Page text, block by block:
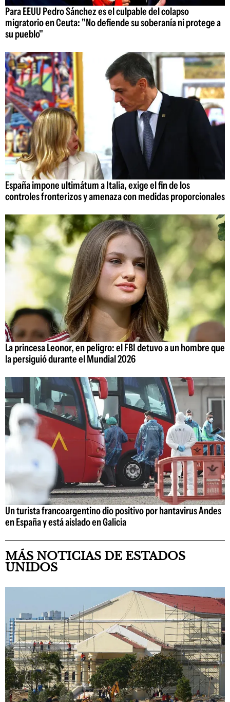
Para EEUU Pedro Sánchez es el culpable del colapso
migratorio en Ceuta: "No defiende su soberanía ni protege a
su pueblo"
España impone ultimátum a Italia, exige el fin de los
controles fronterizos y amenaza con medidas proporcionales
La princesa Leonor, en peligro: el FBI detuvo a un hombre que
la persiguió durante el Mundial 2026
Un turista francoargentino dio positivo por hantavirus Andes
en España y está aislado en Galicia
MÁS NOTICIAS DE ESTADOS
UNIDOS